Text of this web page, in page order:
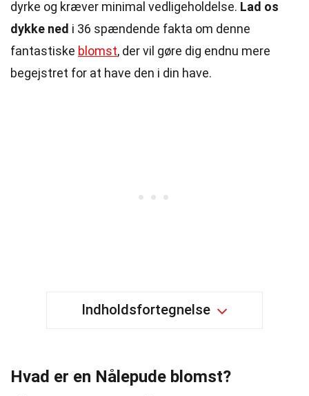
dyrke og kræver minimal vedligeholdelse. Lad os
dykke ned i 36 spændende fakta om denne
fantastiske blomst, der vil gøre dig endnu mere
begejstret for at have den i din have.
Indholdsfortegnelse
Hvad er en Nålepude blomst?